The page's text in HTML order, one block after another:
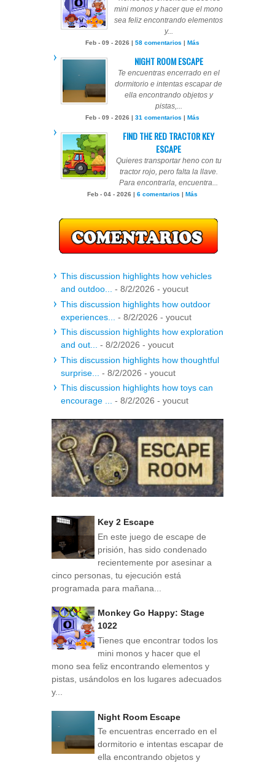
mini monos y hacer que el mono
sea feliz encontrando elementos
y...
Feb - 09 - 2026 | 58 comentarios | Más
NIGHT ROOM ESCAPE
Te encuentras encerrado en el
dormitorio e intentas escapar de
ella encontrando objetos y
pistas,...
Feb - 09 - 2026 | 31 comentarios | Más
FIND THE RED TRACTOR KEY
ESCAPE
Quieres transportar heno con tu
tractor rojo, pero falta la llave.
Para encontrarla, encuentra...
Feb - 04 - 2026 | 6 comentarios | Más
This discussion highlights how vehicles
and outdoo...
- 8/2/2026 - youcut
This discussion highlights how outdoor
experiences...
- 8/2/2026 - youcut
This discussion highlights how exploration
and out...
- 8/2/2026 - youcut
This discussion highlights how thoughtful
surprise...
- 8/2/2026 - youcut
This discussion highlights how toys can
encourage ...
- 8/2/2026 - youcut
Key 2 Escape
En este juego de escape de
prisión, has sido condenado
recientemente por asesinar a
cinco personas, tu ejecución está
programada para mañana...
Monkey Go Happy: Stage
1022
Tienes que encontrar todos los
mini monos y hacer que el
mono sea feliz encontrando elementos y
pistas, usándolos en los lugares adecuados
y...
Night Room Escape
Te encuentras encerrado en el
dormitorio e intentas escapar de
ella encontrando objetos y